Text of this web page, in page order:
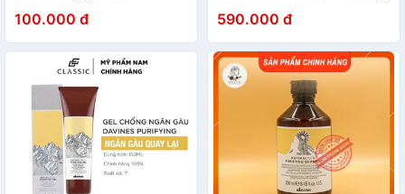
100.000 đ 590.000 đ